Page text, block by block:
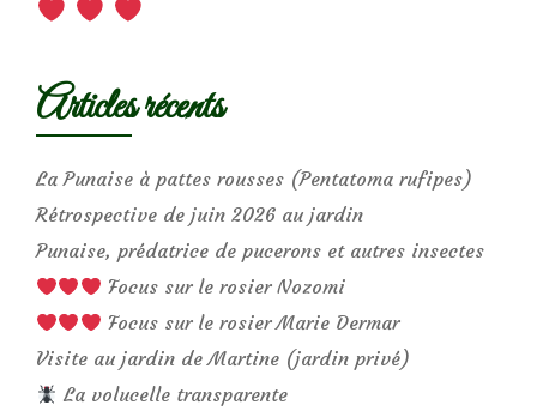
Articles récents
La Punaise à pattes rousses (Pentatoma rufipes)
Rétrospective de juin 2026 au jardin
Punaise, prédatrice de pucerons et autres insectes
Focus sur le rosier Nozomi
Focus sur le rosier Marie Dermar
Visite au jardin de Martine (jardin privé)
La volucelle transparente